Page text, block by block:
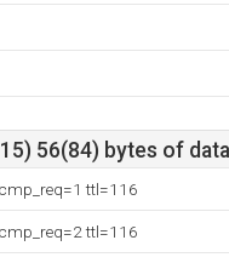
56(84) bytes of
ttl=116
ttl=116